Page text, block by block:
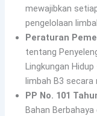
mewajibkan
pengelolaan
Peraturan
tentang
Lingkungan
limbah B3 secara
PP No. 101
Bahan